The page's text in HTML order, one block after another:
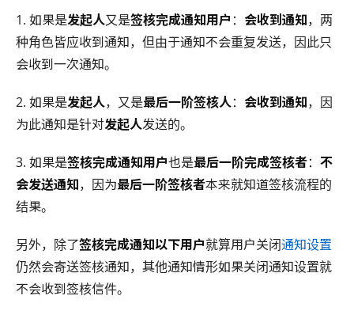
1. 如果是发起人又是签核完成通知用户 ： 会收到通知，两
种角色皆应收到通知，但由于通知不会重复发送，因此只
会收到一次通知。
2. 如果是发起人，又是最后一阶签核人： 会收到通知，因
为此通知是针对发起人发送的。
3. 如果是签核完成通知用户也是最后一阶完成签核者： 不
会发送通知，因为最后一阶签核者本来就知道签核流程的
结果。
另外，除了签核完成通知以下用户就算用户关闭通知设置
仍然会寄送签核通知，其他通知情形如果关闭通知设置就
不会收到签核信件。